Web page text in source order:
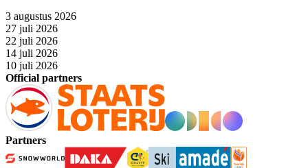
3 augustus 2026
27 juli 2026
22 juli 2026
14 juli 2026
10 juli 2026
Official partners
Partners